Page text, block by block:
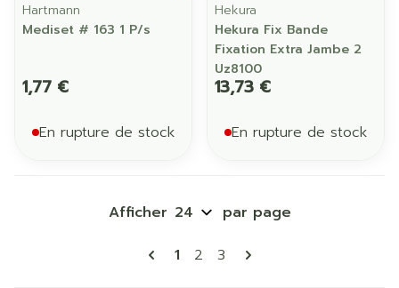
Hartmann
Mediset # 163 1 P/s
1,77 €
En rupture de stock
Hekura
Hekura Fix Bande
Fixation Extra Jambe 2
Uz8100
13,73 €
En rupture de stock
Pages
Vous lisez actuellement la
1 Page
2 Page
3
Afficher par page